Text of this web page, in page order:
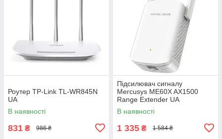
Роутер TP-Link TL-WR845N
UA
В наявності
831 ₴ 986 ₴
Підсилювач сигналу
Mercusys ME60X AX1500
Range Extender UA
В наявності
1 335 ₴ 1 584 ₴